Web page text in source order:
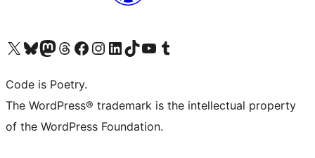
Bezoek ons X (voorheen Twitter) account
Bezoek onze Bluesky account
Bezoek ons Mastodon account
Bezoek onze Threads account
Onze Facebookpagina bezoeken
Bezoek onze Instagram account
Bezoek onze LinkedIn account
Bezoek onze TikTok account
Bezoek ons YouTube kanaalBezoek onze Tumblr account
Code is Poetry.
The WordPress® trademark is the intellectual property
of the WordPress Foundation.